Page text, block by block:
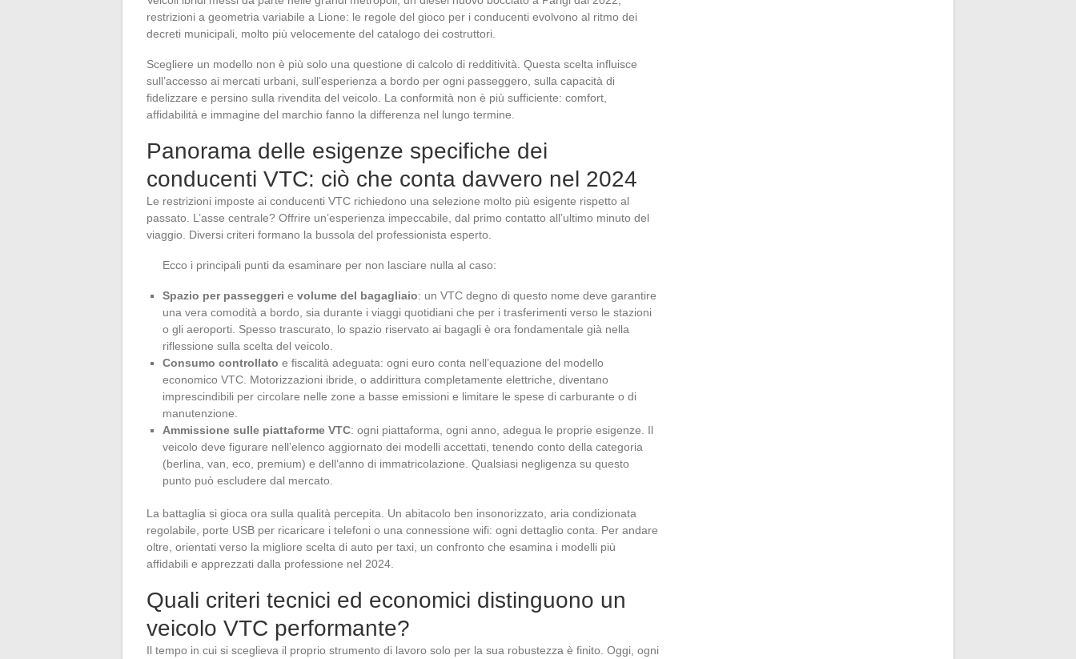
restrizioni a geometria variabile a Lione: le regole del gioco per i conducenti evolvono al ritmo dei
decreti municipali, molto più velocemente del catalogo dei costruttori.
Scegliere un modello non è più solo una questione di calcolo di redditività. Questa scelta influisce
sull’accesso ai mercati urbani, sull’esperienza a bordo per ogni passeggero, sulla capacità di
fidelizzare e persino sulla rivendita del veicolo. La conformità non è più sufficiente: comfort,
affidabilità e immagine del marchio fanno la differenza nel lungo termine.
Panorama delle esigenze specifiche dei
conducenti VTC: ciò che conta davvero nel 2024
Le restrizioni imposte ai conducenti VTC richiedono una selezione molto più esigente rispetto al
passato. L’asse centrale? Offrire un’esperienza impeccabile, dal primo contatto all’ultimo minuto del
viaggio. Diversi criteri formano la bussola del professionista esperto.
Ecco i principali punti da esaminare per non lasciare nulla al caso:
Spazio per passeggeri e volume del bagagliaio: un VTC degno di questo nome deve garantire
una vera comodità a bordo, sia durante i viaggi quotidiani che per i trasferimenti verso le stazioni
o gli aeroporti. Spesso trascurato, lo spazio riservato ai bagagli è ora fondamentale già nella
riflessione sulla scelta del veicolo.
Consumo controllato e fiscalità adeguata: ogni euro conta nell’equazione del modello
economico VTC. Motorizzazioni ibride, o addirittura completamente elettriche, diventano
imprescindibili per circolare nelle zone a basse emissioni e limitare le spese di carburante o di
manutenzione.
Ammissione sulle piattaforme VTC: ogni piattaforma, ogni anno, adegua le proprie esigenze. Il
veicolo deve figurare nell’elenco aggiornato dei modelli accettati, tenendo conto della categoria
(berlina, van, eco, premium) e dell’anno di immatricolazione. Qualsiasi negligenza su questo
punto può escludere dal mercato.
La battaglia si gioca ora sulla qualità percepita. Un abitacolo ben insonorizzato, aria condizionata
regolabile, porte USB per ricaricare i telefoni o una connessione wifi: ogni dettaglio conta. Per andare
oltre, orientati verso la migliore scelta di auto per taxi, un confronto che esamina i modelli più
affidabili e apprezzati dalla professione nel 2024.
Quali criteri tecnici ed economici distinguono un
veicolo VTC performante?
Il tempo in cui si sceglieva il proprio strumento di lavoro solo per la sua robustezza è finito. Oggi, ogni